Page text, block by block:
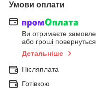
Умови оплати
Ви отримаєте
або гроші
Детальніше
Післяплата
Готівкою